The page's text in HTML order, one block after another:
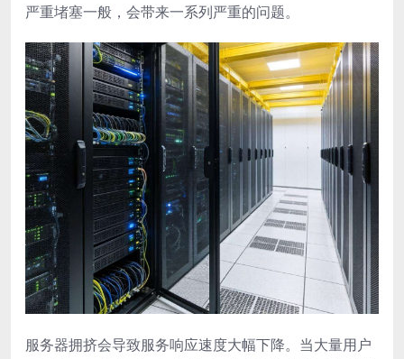
严重堵塞一般，会带来一系列严重的问题。
服务器拥挤会导致服务响应速度大幅下降。当大量用户